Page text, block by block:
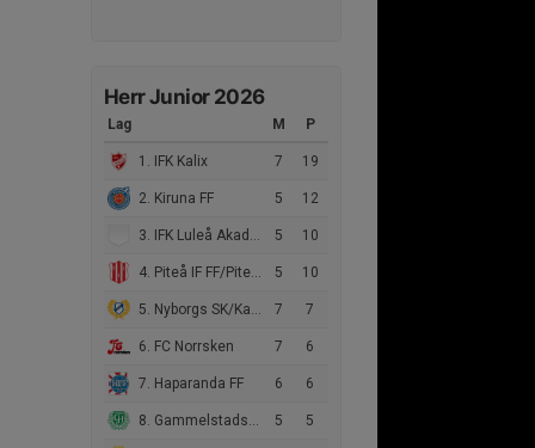
Herr Junior 2026
Lag M P
1. IFK Kalix 7 19
2. Kiruna FF 5 12
3. IFK Luleå Akademi 5 10
4. Piteå IF FF/Piteå IF FF Akademi 5 10
5. Nyborgs SK/Kalix IF 7 7
6. FC Norrsken 7 6
7. Haparanda FF 6 6
8. Gammelstads IF 5 5